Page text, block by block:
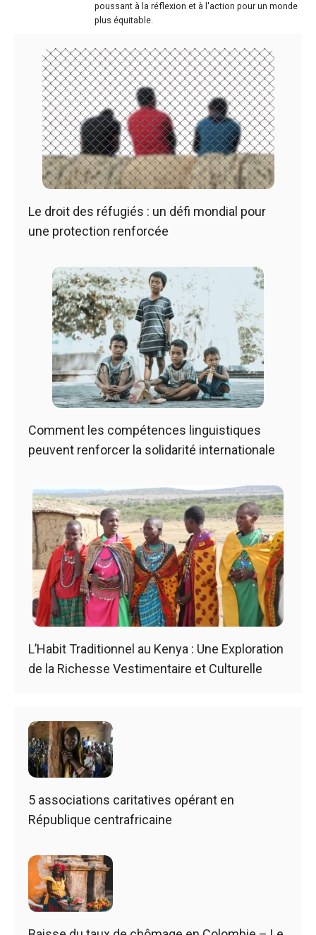
poussant à la réflexion et à l'action pour un monde
plus équitable.
Le droit des réfugiés : un défi mondial pour
une protection renforcée
Comment les compétences linguistiques
peuvent renforcer la solidarité internationale
L’Habit Traditionnel au Kenya : Une Exploration
de la Richesse Vestimentaire et Culturelle
5 associations caritatives opérant en
République centrafricaine